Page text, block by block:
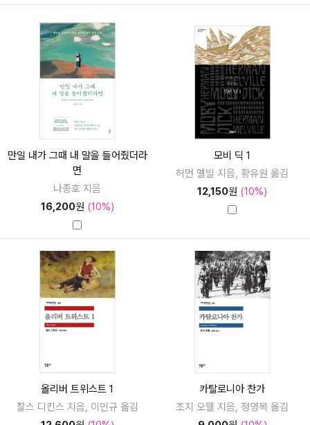
만일 내가 그때 내 말을 들어줬더라
면
나종호 지음
16,200원 (10%)
모비 딕 1
허먼 멜빌 지음, 황유원 옮김
12,150원 (10%)
올리버 트위스트 1
찰스 디킨스 지음, 이인규 옮김
카탈로니아 찬가
조지 오웰 지음, 정영목 옮김